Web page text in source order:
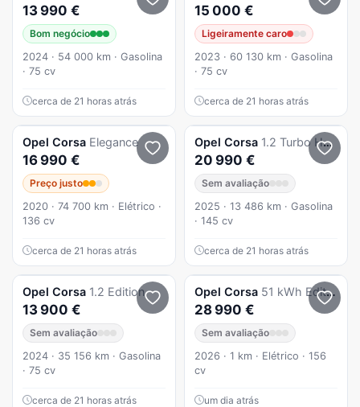
13 990 €
Bom negócio
2024 · 54 000 km · Gasolina
· 75 cv
cerca de 21 horas atrás
15 000 €
Ligeiramente caro
2023 · 60 130 km · Gasolina
· 75 cv
cerca de 21 horas atrás
Opel Corsa Elegance
16 990 €
Preço justo
2020 · 74 700 km · Elétrico ·
136 cv
cerca de 21 horas atrás
Opel Corsa 1.2 Turbo Hybrid CDC6 GS
20 990 €
Sem avaliação
2025 · 13 486 km · Gasolina
· 145 cv
cerca de 21 horas atrás
Opel Corsa 1.2 Edition
13 900 €
Sem avaliação
2024 · 35 156 km · Gasolina
· 75 cv
cerca de 21 horas atrás
Opel Corsa 51 kWh Edition
28 990 €
Sem avaliação
2026 · 1 km · Elétrico · 156
cv
um dia atrás